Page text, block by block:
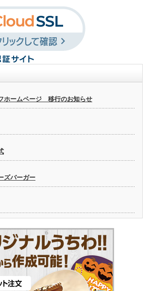
ホームページ 移行のお知らせ
ズバーガー